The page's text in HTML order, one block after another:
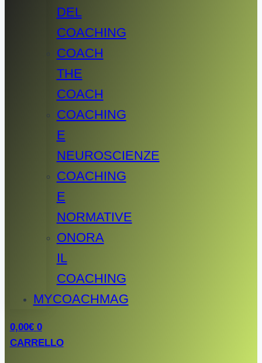
DEL
COACHING
COACH
THE
COACH
COACHING
E
NEUROSCIENZE
COACHING
E
NORMATIVE
ONORA
IL
COACHING
MYCOACHMAG
0,00€ 0
CARRELLO